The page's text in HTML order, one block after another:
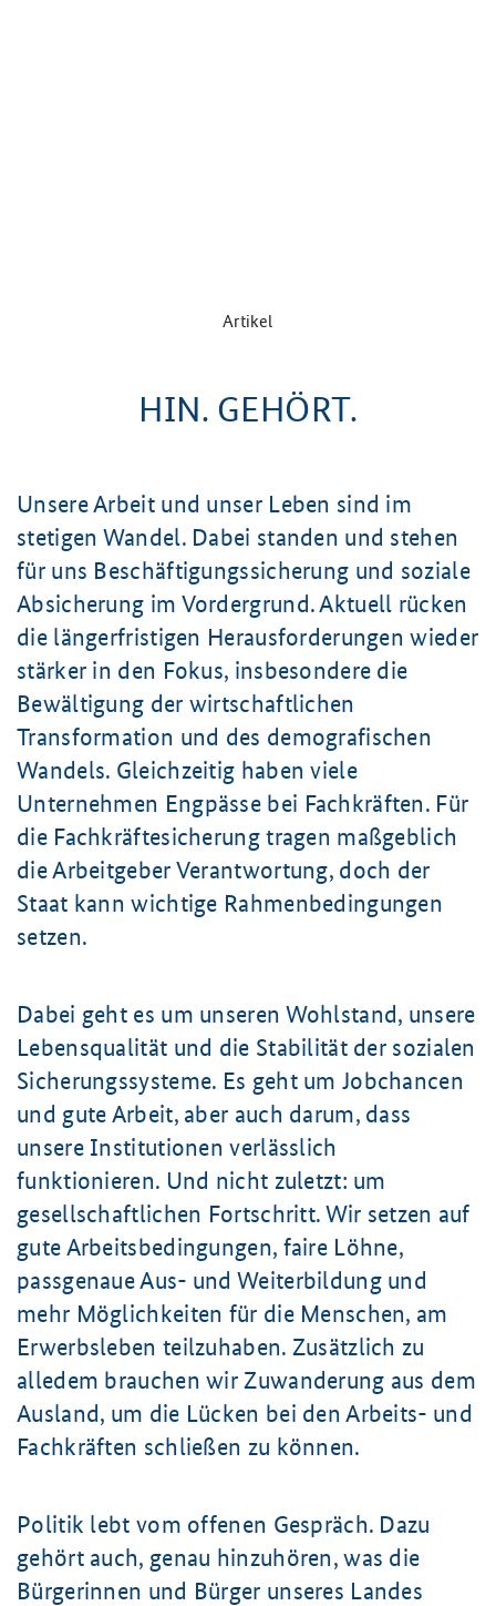
Artikel
HIN. GEHÖRT.
Unsere Arbeit und unser Leben sind im
stetigen Wandel. Dabei standen und stehen
für uns Beschäftigungssicherung und soziale
Absicherung im Vordergrund. Aktuell rücken
die längerfristigen Herausforderungen wieder
stärker in den Fokus, insbesondere die
Bewältigung der wirtschaftlichen
Transformation und des demografischen
Wandels. Gleichzeitig haben viele
Unternehmen Engpässe bei Fachkräften. Für
die Fachkräftesicherung tragen maßgeblich
die Arbeitgeber Verantwortung, doch der
Staat kann wichtige Rahmenbedingungen
setzen.
Dabei geht es um unseren Wohlstand, unsere
Lebensqualität und die Stabilität der sozialen
Sicherungssysteme. Es geht um Jobchancen
und gute Arbeit, aber auch darum, dass
unsere Institutionen verlässlich
funktionieren. Und nicht zuletzt: um
gesellschaftlichen Fortschritt. Wir setzen auf
gute Arbeitsbedingungen, faire Löhne,
passgenaue Aus- und Weiterbildung und
mehr Möglichkeiten für die Menschen, am
Erwerbsleben teilzuhaben. Zusätzlich zu
alledem brauchen wir Zuwanderung aus dem
Ausland, um die Lücken bei den Arbeits- und
Fachkräften schließen zu können.
Politik lebt vom offenen Gespräch. Dazu
gehört auch, genau hinzuhören, was die
Bürgerinnen und Bürger unseres Landes